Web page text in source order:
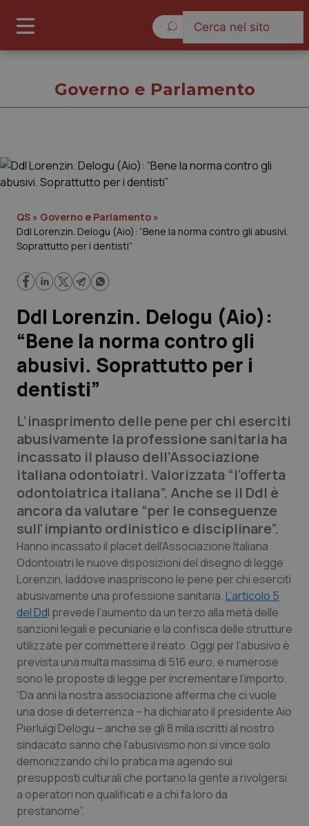
Governo e Parlamento
Regioni e Asl
Lavoro e Professioni
Scienza e Farmaci
Studi e Analisi
Lettere al direttore
Edizioni Regionali
QS Pro
Professionisti Sanitari.AI
Abruzzo
Basilicata
Calabria
Campania
Emilia-Romagna
Friuli Venezia Giulia
Lazio
Liguria
QS Pro Gold
Artrite & artrosi
Asma & BPCO
Car-T
Colesterolo & coronaropatie
Dermatite Atopica
Diabete & glucometri
Disturbi dell’umore
QS Club Newsletter
Governo e Parlamento
QS » Governo e Parlamento »
Ddl Lorenzin. Delogu (Aio): “Bene la norma contro gli abusivi.
Soprattutto per i dentisti”
Ddl Lorenzin. Delogu (Aio):
“Bene la norma contro gli
abusivi. Soprattutto per i
dentisti”
L’inasprimento delle pene per chi eserciti
abusivamente la professione sanitaria ha
incassato il plauso dell’Associazione
italiana odontoiatri. Valorizzata “l’offerta
odontoiatrica italiana”. Anche se il Ddl è
ancora da valutare “per le conseguenze
sull'impianto ordinistico e disciplinare”.
Hanno incassato il placet dell’Associazione Italiana
Odontoiatri le nuove disposizioni del disegno di legge
Lorenzin, laddove inaspriscono le pene per chi eserciti
abusivamente una professione sanitaria.L’articolo 5
del Ddl prevede l’aumento da un terzo alla metà delle
sanzioni legali e pecuniarie e la confisca delle strutture
utilizzate per commettere il reato. Oggi per l’abusivo è
prevista una multa massima di 516 euro, e numerose
sono le proposte di legge per incrementare l’importo.
“Da anni la nostra associazione afferma che ci vuole
una dose di deterrenza – ha dichiarato il presidente Aio
Pierluigi Delogu – anche se gli 8 mila iscritti al nostro
sindacato sanno che l’abusivismo non si vince solo
demonizzando chi lo pratica ma agendo sui
presupposti culturali che portano la gente a rivolgersi
a operatori non qualificati e a chi fa loro da
prestanome”.